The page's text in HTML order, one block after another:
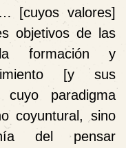
[cuyos valores]
objetivos de las
formación y
[y sus
cuyo paradigma
coyuntural, sino
del pensar